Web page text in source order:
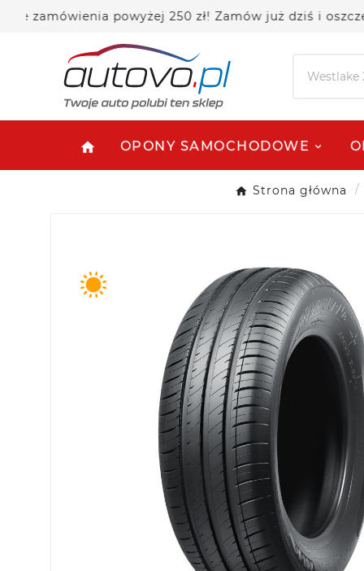
powyżej 250 zł! Zamów już dziś i oszczędzaj!
home OPONY SAMOCHODOWE
Strona główna